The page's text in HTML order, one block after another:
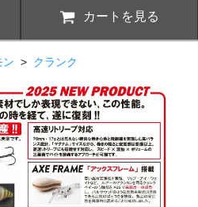
カートを見る
ン > クランク